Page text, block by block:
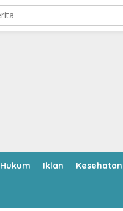
Hukum Iklan Kesehatan